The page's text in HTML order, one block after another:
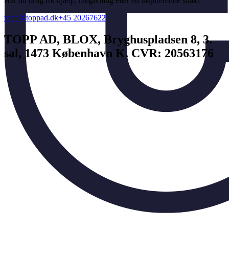
topp@toppad.dk+45 20267622
TOPP AD, BLOX, Bryghuspladsen 8, 3.
sal, 1473 København K. CVR: 20563176